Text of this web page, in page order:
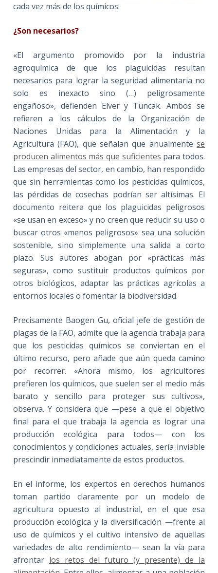
cada vez más de los químicos.
¿Son necesarios?
«El argumento promovido por la industria
agroquímica de que los plaguicidas resultan
necesarios para lograr la seguridad alimentaria no
solo es inexacto sino (…) peligrosamente
engañoso», defienden Elver y Tuncak. Ambos se
refieren a los cálculos de la Organización de
Naciones Unidas para la Alimentación y la
Agricultura (FAO), que señalan que anualmentese
producen alimentos más que suficientes para todos.
Las empresas del sector, en cambio, han respondido
que sin herramientas como los pesticidas químicos,
las pérdidas de cosechas podrían ser altísimas. El
documento reitera que los plaguicidas peligrosos
«se usan en exceso» y no creen que reducir su uso o
buscar otros «menos peligrosos» sea una solución
sostenible, sino simplemente una salida a corto
plazo. Sus autores abogan por «prácticas más
seguras», como sustituir productos químicos por
otros biológicos, adaptar las prácticas agrícolas a
entornos locales o fomentar la biodiversidad.
Precisamente Baogen Gu, oficial jefe de gestión de
plagas de la FAO, admite que la agencia trabaja para
que los pesticidas químicos se conviertan en el
último recurso, pero añade que aún queda camino
por recorrer. «Ahora mismo, los agricultores
prefieren los químicos, que suelen ser el medio más
barato y sencillo para proteger sus cultivos»,
observa. Y considera que —pese a que el objetivo
final para el que trabaja la agencia es lograr una
producción ecológica para todos— con los
conocimientos y condiciones actuales, sería inviable
prescindir inmediatamente de estos productos.
En el informe, los expertos en derechos humanos
toman partido claramente por un modelo de
agricultura opuesto al industrial, en el que esa
producción ecológica y la diversificación —frente al
uso de químicos y el cultivo intensivo de aquellas
variedades de alto rendimiento— sean la vía para
afrontar los retos del futuro (y presente) de la